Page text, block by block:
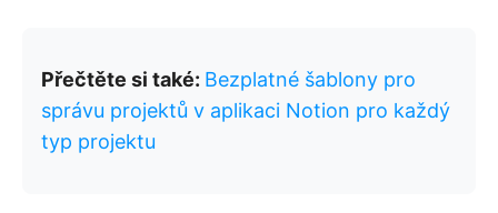
Přečtěte si také: Bezplatné šablony pro
správu projektů v aplikaci Notion pro každý
typ projektu